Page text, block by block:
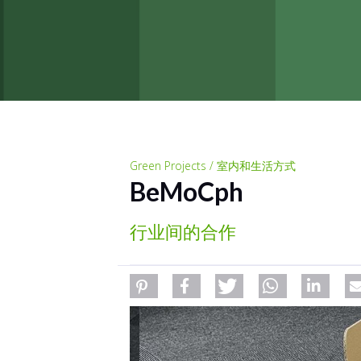
Green Projects / 室内和生活方式
BeMoCph
行业间的合作